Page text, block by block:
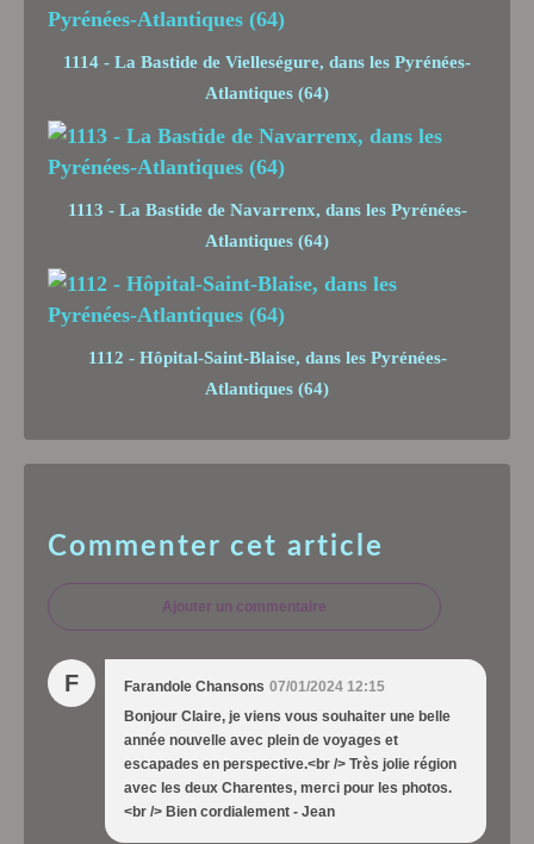
1114 - La Bastide de Vielleségure, dans les Pyrénées-
Atlantiques (64)
1113 - La Bastide de Navarrenx, dans les Pyrénées-
Atlantiques (64)
1112 - Hôpital-Saint-Blaise, dans les Pyrénées-
Atlantiques (64)
Commenter cet article
Ajouter un commentaire
F Farandole Chansons 07/01/2024 12:15
Bonjour Claire, je viens vous souhaiter une belle
année nouvelle avec plein de voyages et
escapades en perspective.<br /> Très jolie région
avec les deux Charentes, merci pour les photos.
<br /> Bien cordialement - Jean